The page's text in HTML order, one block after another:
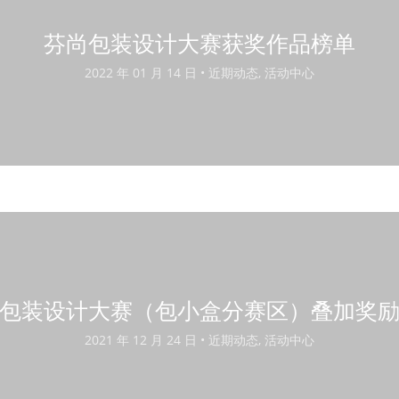
芬尚包装设计大赛获奖作品榜单
2022 年 01 月 14 日 • 近期动态, 活动中心
装设计大赛（包小盒分赛区）叠加奖
2021 年 12 月 24 日 • 近期动态, 活动中心